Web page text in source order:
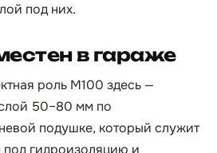
под них.
в гараже
роль М100 здесь —
50–80 мм по
подушке, который служит
гидроизоляцию и